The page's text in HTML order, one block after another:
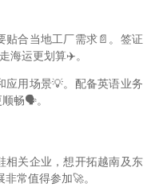
贴合当地工厂需求📄。签证
海运更划算✈️。
应用场景💡。配备英语业务
畅🗣️。
相关企业，想开拓越南及东
常值得参加🚀。